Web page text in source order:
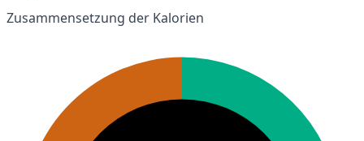
Zusammensetzung der Kalorien